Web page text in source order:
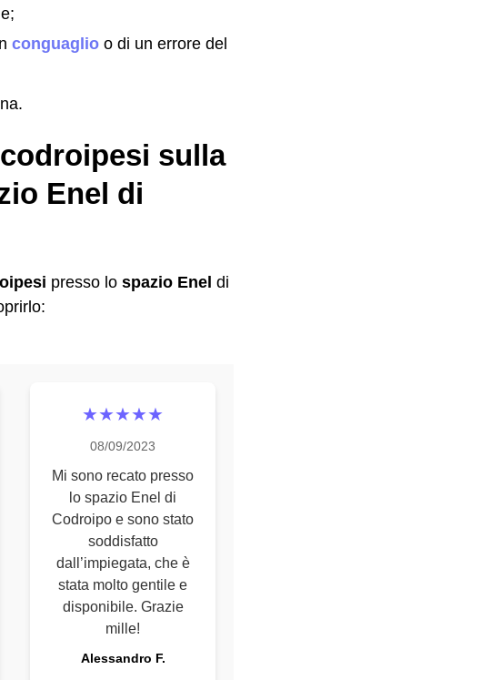
conguaglio o di un errore del
sulla
Enel di
presso lo spazio Enel di
★★★★★
08/09/2023
Mi sono recato presso
lo spazio Enel di
Codroipo e sono stato
soddisfatto
dall’impiegata, che è
stata molto gentile e
disponibile. Grazie
mille!
Alessandro F.